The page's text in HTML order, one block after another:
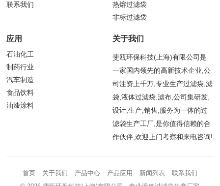
联系我们
热熔过滤袋
非标过滤袋
应用
石油化工
制药行业
汽车制造
食品饮料
油漆涂料
关于我们
斐瓯环保科技(上海)有限公司是
一家国内领先的高新技术企业,公
司注资上千万,专业生产过滤袋,滤
袋,液体过滤袋,滤布,公司集研发,
设计,生产,销售,服务为一体的过
滤袋生产工厂,是你值得信赖的合
作伙伴,欢迎上门考察和来电咨询!
首页 关于我们 产品中心 产品应用 新闻列表
联系我们